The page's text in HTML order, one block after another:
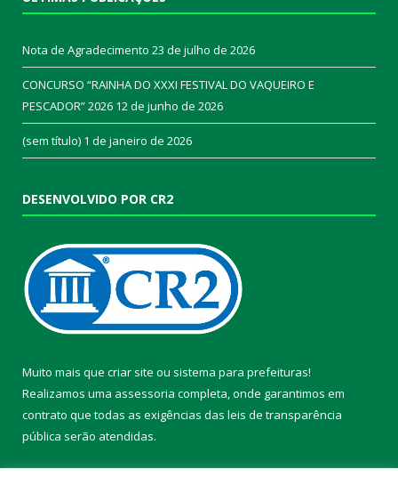
Nota de Agradecimento 23 de julho de 2026
CONCURSO “RAINHA DO XXXI FESTIVAL DO VAQUEIRO E
PESCADOR” 2026 12 de junho de 2026
(sem título) 1 de janeiro de 2026
DESENVOLVIDO POR CR2
Muito mais que criar site ou sistema para prefeituras!
Realizamos uma assessoria completa, onde garantimos em
contrato que todas as exigências das leis de transparência
pública serão atendidas.